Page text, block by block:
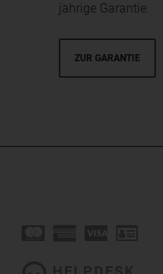
jährige Garantie.
ZUR GARANTIE